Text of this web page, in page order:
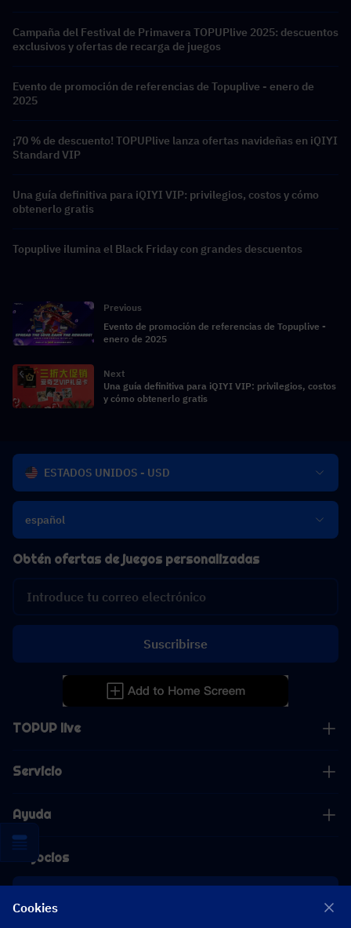
Campaña del Festival de Primavera TOPUPlive 2025: descuentos
exclusivos y ofertas de recarga de juegos
Evento de promoción de referencias de Topuplive - enero de
2025
¡70 % de descuento! TOPUPlive lanza ofertas navideñas en iQIYI
Standard VIP
Una guía definitiva para iQIYI VIP: privilegios, costos y cómo
obtenerlo gratis
Topuplive ilumina el Black Friday con grandes descuentos
Previous
Evento de promoción de referencias de Topuplive -
enero de 2025
Next
Una guía definitiva para iQIYI VIP: privilegios, costos
y cómo obtenerlo gratis
ESTADOS UNIDOS - USD
español
TOPUP live
Servicio
Ayuda
Negocios
Obtén ofertas de juegos personalizadas
Suscribirse
Cookies